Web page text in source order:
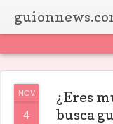
NOV
4
¿Eres
busca